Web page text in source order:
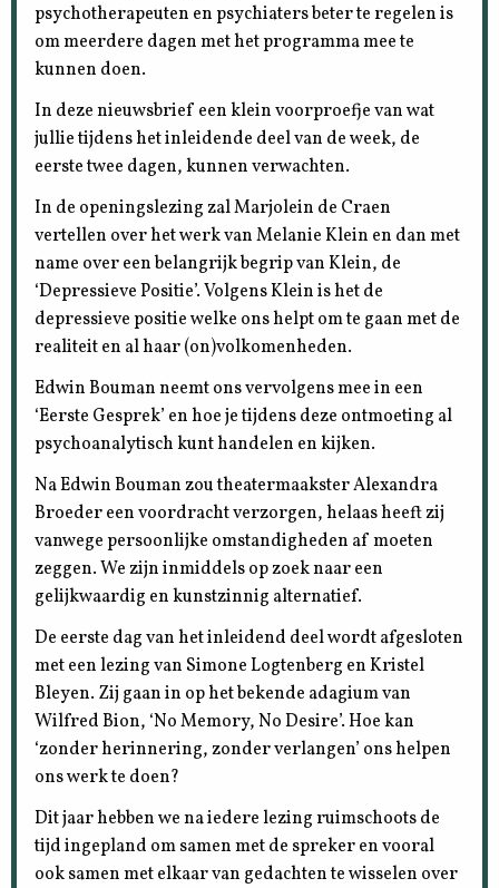
psychotherapeuten en psychiaters beter te regelen is
om meerdere dagen met het programma mee te
kunnen doen.
In deze nieuwsbrief een klein voorproefje van wat
jullie tijdens het inleidende deel van de week, de
eerste twee dagen, kunnen verwachten.
In de openingslezing zal Marjolein de Craen
vertellen over het werk van Melanie Klein en dan met
name over een belangrijk begrip van Klein, de
‘Depressieve Positie’. Volgens Klein is het de
depressieve positie welke ons helpt om te gaan met de
realiteit en al haar (on)volkomenheden.
Edwin Bouman neemt ons vervolgens mee in een
‘Eerste Gesprek’ en hoe je tijdens deze ontmoeting al
psychoanalytisch kunt handelen en kijken.
Na Edwin Bouman zou theatermaakster Alexandra
Broeder een voordracht verzorgen, helaas heeft zij
vanwege persoonlijke omstandigheden af moeten
zeggen. We zijn inmiddels op zoek naar een
gelijkwaardig en kunstzinnig alternatief.
De eerste dag van het inleidend deel wordt afgesloten
met een lezing van Simone Logtenberg en Kristel
Bleyen. Zij gaan in op het bekende adagium van
Wilfred Bion, ‘No Memory, No Desire’. Hoe kan
‘zonder herinnering, zonder verlangen’ ons helpen
ons werk te doen?
Dit jaar hebben we na iedere lezing ruimschoots de
tijd ingepland om samen met de spreker en vooral
ook samen met elkaar van gedachten te wisselen over